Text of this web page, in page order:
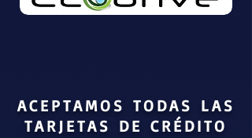
ACEPTAMOS TODAS LAS
TARJETAS DE CRÉDITO